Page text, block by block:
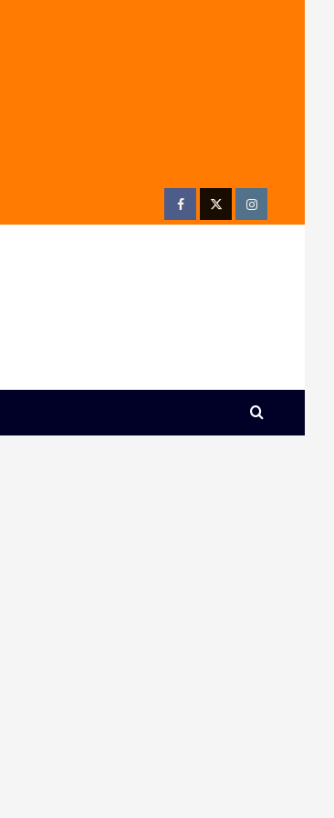
FacebookTwitterInstagram